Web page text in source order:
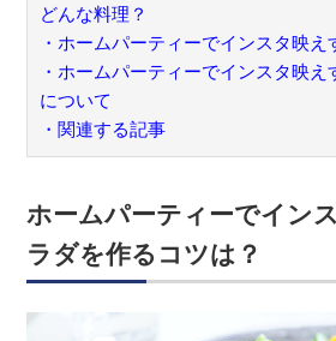
どんな料理？
・ホームパーティーでインスタ映え
・ホームパーティーでインスタ映え
について
・関連する記事
ホームパーティーでイン
ラダを作るコツは？